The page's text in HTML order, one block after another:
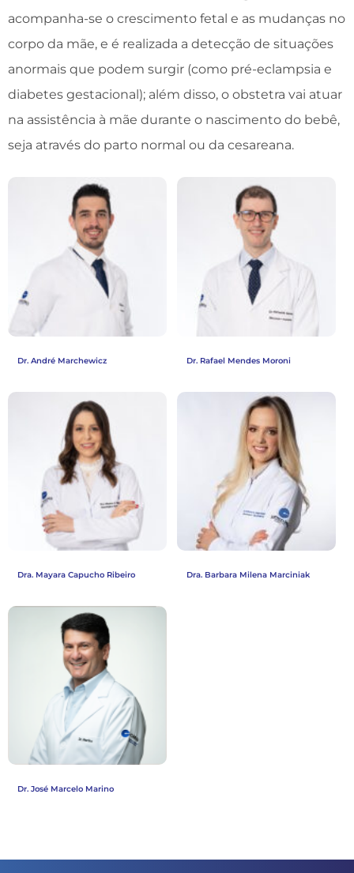
acompanha-se o crescimento fetal e as mudanças no
corpo da mãe, e é realizada a detecção de situações
anormais que podem surgir (como pré-eclampsia e
diabetes gestacional); além disso, o obstetra vai atuar
na assistência à mãe durante o nascimento do bebê,
seja através do parto normal ou da cesareana.
Dr. André Marchewicz Dr. Rafael Mendes Moroni
Dra. Mayara Capucho Ribeiro Dra. Barbara Milena Marciniak
Dr. José Marcelo Marino